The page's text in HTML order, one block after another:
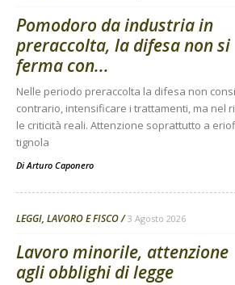
Pomodoro da industria in
preraccolta, la difesa non si
ferma con...
Nelle periodo preraccolta la difesa non
contrario, intensificare i trattamenti, ma nel
le criticità reali. Attenzione soprattutto a
tignola
DiArturo Caponero
LEGGI, LAVORO E FISCO 3 Agosto 2026
Lavoro minorile, attenzione
agli obblighi di legge